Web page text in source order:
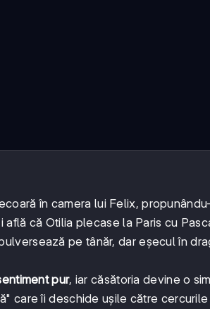
în camera lui Felix,
află că Otilia plecase la Paris cu
pe tânăr, dar eșecul în
pur, iar căsătoria devine o
care îi deschide ușile către cercurile